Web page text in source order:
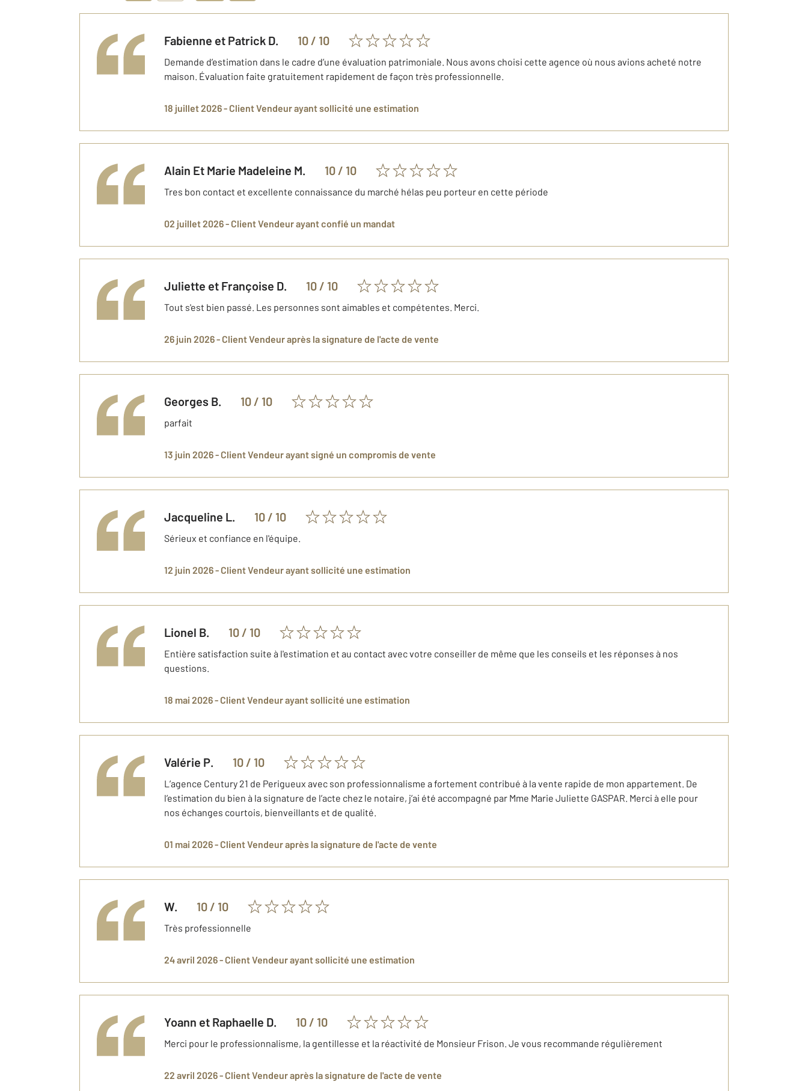
Fabienne et Patrick D. 10 / 10
Demande d’estimation dans le cadre d’une évaluation patrimoniale. Nous avons choisi cette agence où nous avions acheté notre
maison. Évaluation faite gratuitement rapidement de façon très professionnelle.
18 juillet 2026 - Client Vendeurayant sollicité une estimation
Alain Et Marie Madeleine M. 10 / 10
Tres bon contact et excellente connaissance du marché hélas peu porteur en cette période
02 juillet 2026 - Client Vendeurayant confié un mandat
Juliette et Françoise D. 10 / 10
Tout s'est bien passé. Les personnes sont aimables et compétentes. Merci.
26 juin 2026 - Client Vendeuraprès la signature de l'acte de vente
Georges B. 10 / 10
parfait
13 juin 2026 - Client Vendeurayant signé un compromis de vente
Jacqueline L. 10 / 10
Sérieux et confiance en l'équipe.
12 juin 2026 - Client Vendeurayant sollicité une estimation
Lionel B. 10 / 10
Entière satisfaction suite à l'estimation et au contact avec votre conseiller de même que les conseils et les réponses à nos
questions.
18 mai 2026 - Client Vendeurayant sollicité une estimation
Valérie P. 10 / 10
L’agence Century 21 de Perigueux avec son professionnalisme a fortement contribué à la vente rapide de mon appartement. De
l’estimation du bien à la signature de l’acte chez le notaire, j’ai été accompagné par Mme Marie Juliette GASPAR. Merci à elle pour
nos échanges courtois, bienveillants et de qualité.
01 mai 2026 - Client Vendeuraprès la signature de l'acte de vente
W. 10 / 10
Très professionnelle
24 avril 2026 - Client Vendeurayant sollicité une estimation
Yoann et Raphaelle D. 10 / 10
Merci pour le professionnalisme, la gentillesse et la réactivité de Monsieur Frison. Je vous recommande régulièrement
22 avril 2026 - Client Vendeuraprès la signature de l'acte de vente